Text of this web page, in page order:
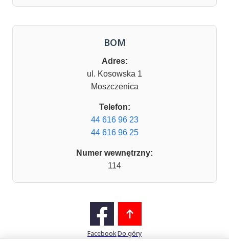
BOM
Adres:
ul. Kosowska 1
Moszczenica
Telefon:
44 616 96 23
44 616 96 25
Numer wewnętrzny:
114
FacebookDo góry